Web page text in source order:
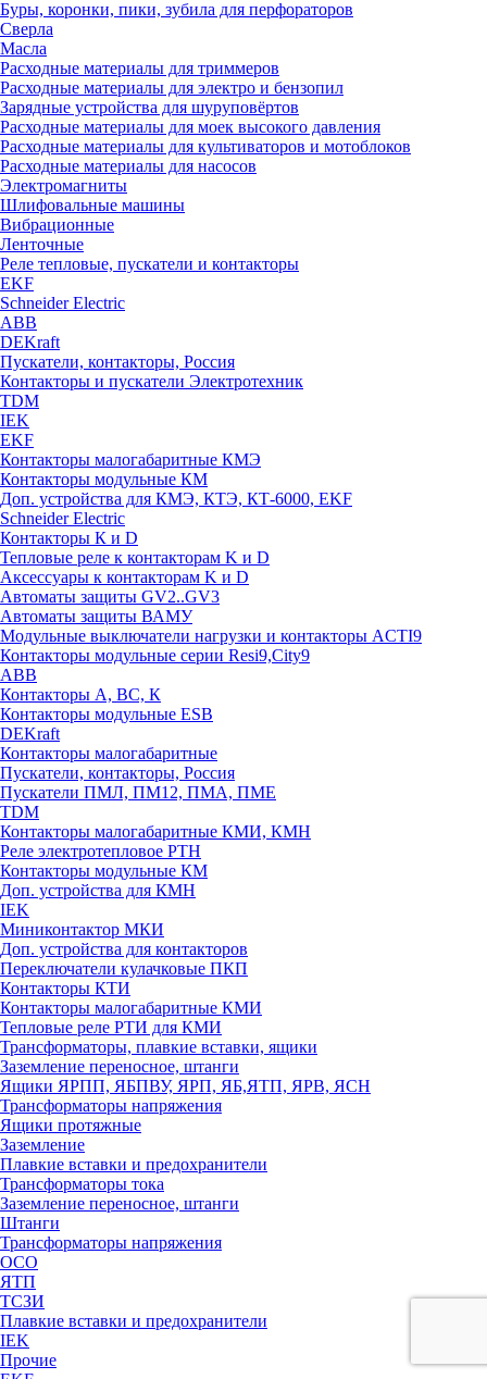
Буры, коронки, пики, зубила для перфораторов
Сверла
Масла
Расходные материалы для триммеров
Расходные материалы для электро и бензопил
Зарядные устройства для шуруповёртов
Расходные материалы для моек высокого давления
Расходные материалы для культиваторов и мотоблоков
Расходные материалы для насосов
Электромагниты
Шлифовальные машины
Вибрационные
Ленточные
Реле тепловые, пускатели и контакторы
EKF
Schneider Electric
ABB
DEKraft
Пускатели, контакторы, Россия
Контакторы и пускатели Электротехник
TDM
IEK
EKF
Контакторы малогабаритные КМЭ
Контакторы модульные КМ
Доп. устройства для КМЭ, КТЭ, КТ-6000, EKF
Schneider Electric
Контакторы К и D
Тепловые реле к контакторам K и D
Аксессуары к контакторам K и D
Автоматы защиты GV2..GV3
Автоматы защиты ВАМУ
Модульные выключатели нагрузки и контакторы ACTI9
Контакторы модульные серии Resi9,City9
ABB
Контакторы А, ВС, К
Контакторы модульные ESB
DEKraft
Контакторы малогабаритные
Пускатели, контакторы, Россия
Пускатели ПМЛ, ПМ12, ПМА, ПМЕ
TDM
Контакторы малогабаритные КМИ, КМН
Реле электротепловое РТН
Контакторы модульные КМ
Доп. устройства для КМН
IEK
Миниконтактор МКИ
Доп. устройства для контакторов
Переключатели кулачковые ПКП
Контакторы КТИ
Контакторы малогабаритные КМИ
Тепловые реле РTИ для КМИ
Трансформаторы, плавкие вставки, ящики
Заземление переносное, штанги
Ящики ЯРПП, ЯБПВУ, ЯРП, ЯБ,ЯТП, ЯРВ, ЯСН
Трансформаторы напряжения
Ящики протяжные
Заземление
Плавкие вставки и предохранители
Трансформаторы тока
Заземление переносное, штанги
Штанги
Трансформаторы напряжения
ОСО
ЯТП
ТСЗИ
Плавкие вставки и предохранители
IEK
Прочие